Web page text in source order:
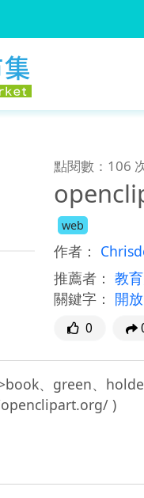
點閱數：106
web
作者：
推薦者： 教
關鍵字： 開
0
、green、